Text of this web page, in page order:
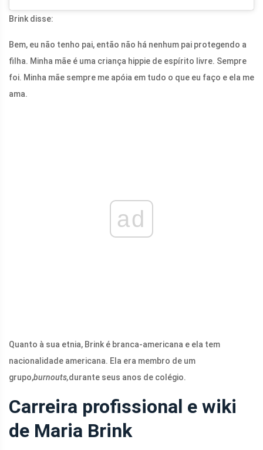
Brink disse:
Bem, eu não tenho pai, então não há nenhum pai protegendo a
filha. Minha mãe é uma criança hippie de espírito livre. Sempre
foi. Minha mãe sempre me apóia em tudo o que eu faço e ela me
ama.
ad
Quanto à sua etnia, Brink é branca-americana e ela tem
nacionalidade americana. Ela era membro de um
grupo,burnouts,durante seus anos de colégio.
Carreira profissional e wiki
de Maria Brink